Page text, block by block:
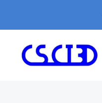
content